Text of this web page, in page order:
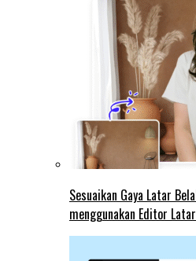
Sesuaikan Gaya Latar
menggunakan Editor